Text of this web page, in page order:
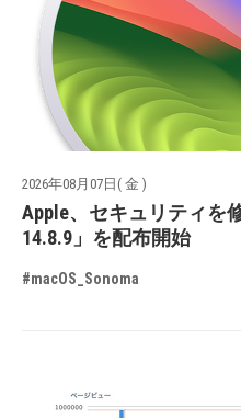
2026年08月07日( 金 )
Apple、セキュリティを
14.8.9」を配布開始
#macOS_Sonoma